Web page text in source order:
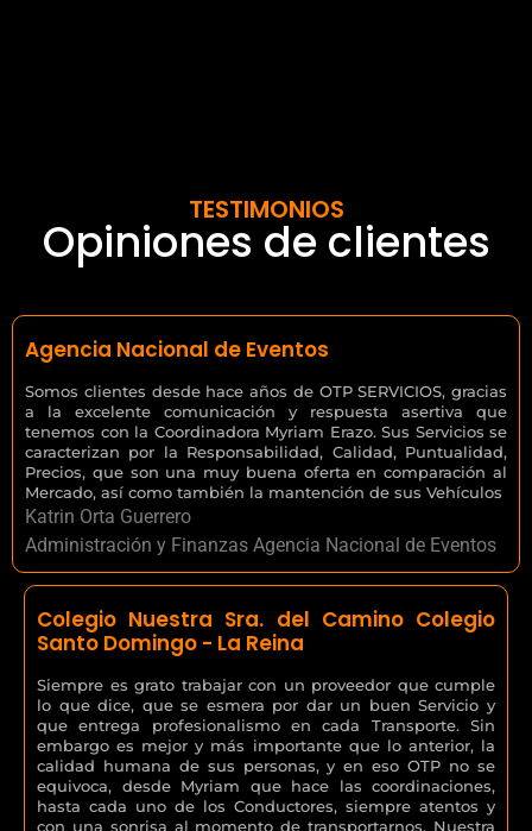
TESTIMONIOS
Opiniones de clientes
Agencia Nacional de Eventos
Somos clientes desde hace años de OTP SERVICIOS, gracias
a la excelente comunicación y respuesta asertiva que
tenemos con la Coordinadora Myriam Erazo. Sus Servicios se
caracterizan por la Responsabilidad, Calidad, Puntualidad,
Precios, que son una muy buena oferta en comparación al
Mercado, así como también la mantención de sus Vehículos
Katrin Orta Guerrero
Administración y Finanzas Agencia Nacional de Eventos
Colegio Nuestra Sra. del Camino Colegio
Santo Domingo - La Reina
Siempre es grato trabajar con un proveedor que cumple
lo que dice, que se esmera por dar un buen Servicio y
que entrega profesionalismo en cada Transporte. Sin
embargo es mejor y más importante que lo anterior, la
calidad humana de sus personas, y en eso OTP no se
equivoca, desde Myriam que hace las coordinaciones,
hasta cada uno de los Conductores, siempre atentos y
con una sonrisa al momento de transportarnos. Nuestra